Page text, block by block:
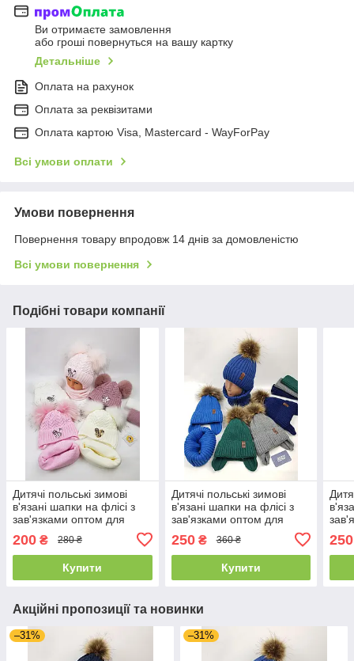
Ви отримаєте замовлення
або гроші повернуться на вашу картку
Детальніше
Оплата на рахунок
Оплата за реквізитами
Оплата картою Visa, Mastercard - WayForPay
Всі умови оплати
Умови повернення
Повернення товару впродовж 14 днів за домовленістю
Всі умови повернення
Подібні товари компанії
Дитячі польські зимові
в'язані шапки на флісі з
зав'язками оптом для
(Польща)
200 ₴ 280 ₴
Купити
Дитячі польські зимові
в'язані шапки на флісі з
зав'язками оптом для
250₴ 360 ₴
Купити
250
Акційні пропозиції та новинки
–31% –31%